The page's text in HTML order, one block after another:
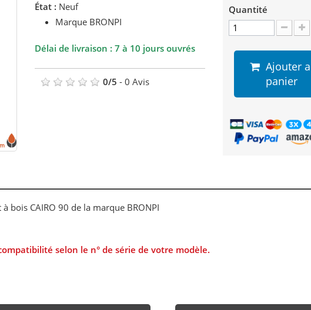
État : Neuf
Marque BRONPI
Délai de livraison : 7 à 10 jours ouvrés
0/5 - 0 Avis
Quantité
Ajouter
panier
bois CAIRO 90 de la marque BRONPI
selon le n° de série de votre modèle.